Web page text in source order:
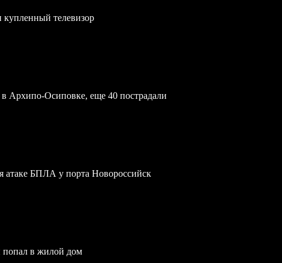
купленный телевизор
Архипо-Осиповке, еще 40 пострадали
атаке БПЛА у порта Новороссийск
попал в жилой дом